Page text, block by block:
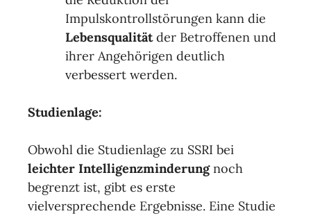
Impulskontrollstörungen kann die
Lebensqualitätder Betroffenen und
ihrer Angehörigen deutlich
verbessert werden.
Studienlage:
Obwohl die Studienlage zu SSRI bei
leichter Intelligenzminderungnoch
begrenzt ist, gibt es erste
vielversprechende Ergebnisse. Eine Studie